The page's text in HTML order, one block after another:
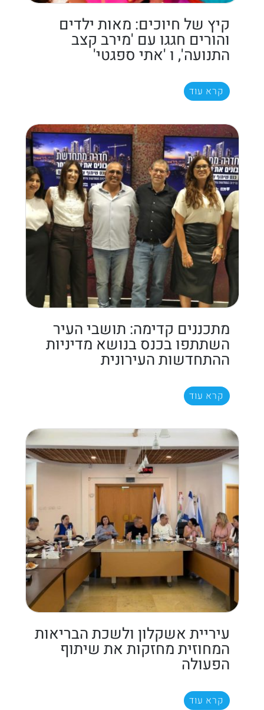
קיץ של חיוכים: מאות ילדים
והורים חגגו עם 'מירב קצב
התנועה', ו 'אתי ספגטי'
קרא עוד
מתכננים קדימה: תושבי העיר
השתתפו בכנס בנושא מדיניות
ההתחדשות העירונית
קרא עוד
עיריית אשקלון ולשכת הבריאות
המחוזית מחזקות את שיתוף
הפעולה
קרא עוד